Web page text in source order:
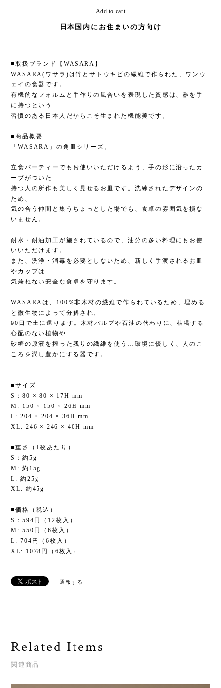
Add to cart
日本国内にお住まいの方向け
■取扱ブランド【WASARA】
WASARA(ワサラ)は竹とサトウキビの繊維で作られた、ワンウ
ェイの食器です。
有機的なフォルムと手作りの風合いを表現した質感は、器を手
に持つという
習慣のある日本人だからこそ生まれた機能美です。
■商品概要
「WASARA」の角皿シリーズ。
立食パーティーでもお使いいただけるよう、手の形に沿ったカ
ーブがついた
持つ人の所作も美しく見せるお皿です。洗練されたデザインの
ため、
気の合う仲間と集うちょっとした場でも、食卓の雰囲気を損な
いません。
耐水・耐油加工が施されているので、油分の多い料理にもお使
いいただけます。
また、洗浄・消毒を必要としないため、新しく手渡されるお皿
やカップは
気兼ねない安全な食卓を守ります。
WASARAは、100％非木材の繊維で作られているため、埋める
と微生物によって分解され、
90日で土に還ります。木材パルプや石油の代わりに、枯渇する
心配のない植物や
砂糖の原液を搾った残りの繊維を使う…環境に優しく、人のこ
ころを潤し豊かにする器です。
■サイズ
S：80 × 80 × 17H mm
M: 150 × 150 × 26H mm
L: 204 × 204 × 36H mm
XL: 246 × 246 × 40H mm
■重さ（1枚あたり）
S：約5g
M: 約15g
L: 約25g
XL: 約45g
■価格（税込）
S：594円（12枚入）
M: 550円（6枚入）
L: 704円（6枚入）
XL: 1078円（6枚入）
通報する
Related Items
関連商品